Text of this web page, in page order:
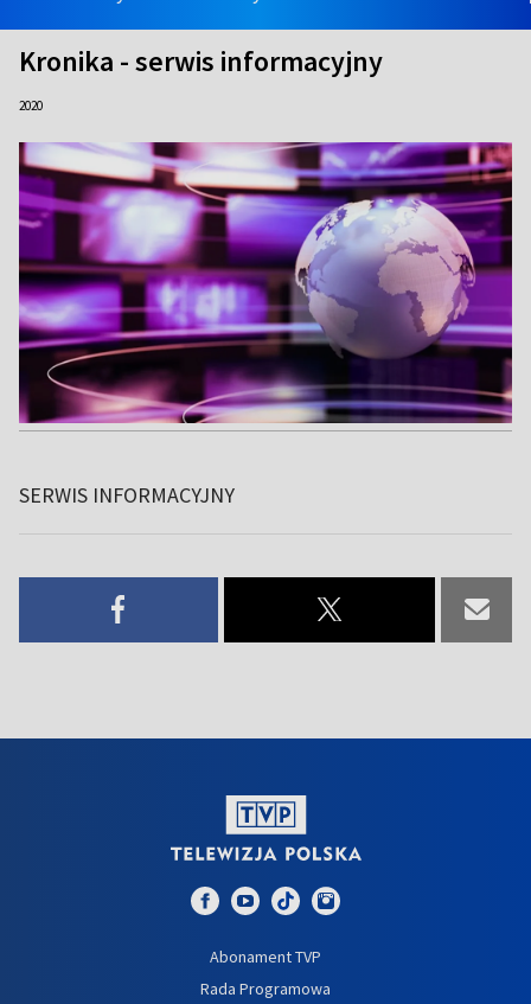
Kronika - serwis informacyjny
2020
SERWIS INFORMACYJNY
Abonament TVP
Rada Programowa